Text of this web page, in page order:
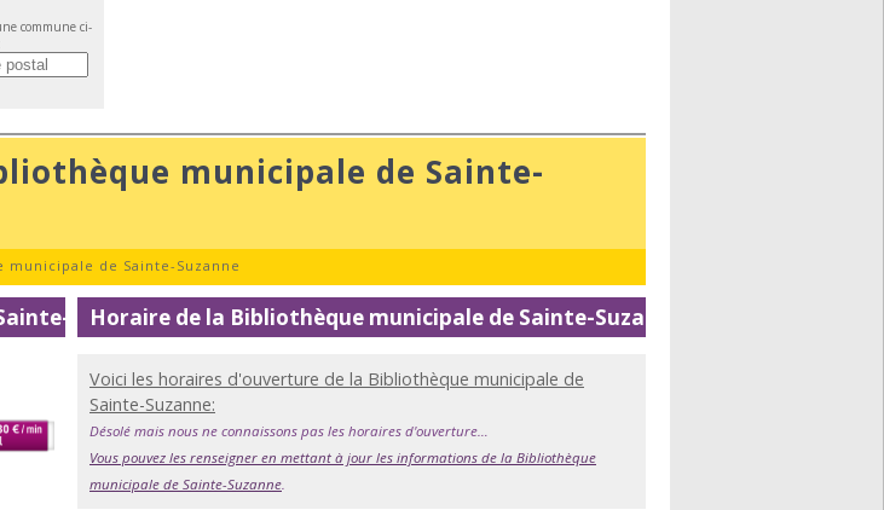
commune ci-
municipale de Sainte-
municipale de Sainte-Suzanne
Suzanne
Horaire de la Bibliothèque municipale de Sainte-Suzanne
Voici les horaires d'ouverture de la Bibliothèque municipale de
Sainte-Suzanne:
Désolé mais nous ne connaissons pas les horaires d'ouverture…
Vous pouvez les renseigner en mettant à jour les informations de la Bibliothèque
municipale de Sainte-Suzanne.